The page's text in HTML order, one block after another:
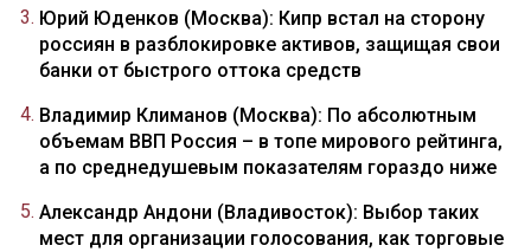
Юрий Юденков (Москва): Кипр встал на сторону
россиян в разблокировке активов, защищая свои
банки от быстрого оттока средств
Владимир Климанов (Москва): По абсолютным
объемам ВВП Россия – в топе мирового рейтинга,
а по среднедушевым показателям гораздо ниже
Александр Андони (Владивосток): Выбор таких
мест для организации голосования, как торговые